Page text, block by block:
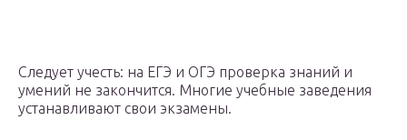
Следует учесть: на ЕГЭ и ОГЭ проверка знаний и
умений не закончится. Многие учебные заведения
устанавливают свои экзамены.